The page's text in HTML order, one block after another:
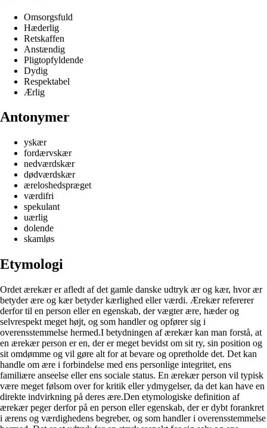
Omsorgsfuld
Hæderlig
Retskaffen
Anstændig
Pligtopfyldende
Dydig
Respektabel
Ærlig
Antonymer
yskær
fordærvskær
nedværdskær
dødværdskær
æreloshedspræget
værdifri
spekulant
uærlig
dolende
skamløs
Etymologi
Ordet ærekær er afledt af det gamle danske udtryk ær og kær, hvor ær
betyder ære og kær betyder kærlighed eller værdi. Ærekær refererer
derfor til en person eller en egenskab, der vægter ære, hæder og
selvrespekt meget højt, og som handler og opfører sig i
overensstemmelse hermed.I betydningen af ærekær kan man forstå, at
en ærekær person er en, der er meget bevidst om sit ry, sin position og
sit omdømme og vil gøre alt for at bevare og opretholde det. Det kan
handle om ære i forbindelse med ens personlige integritet, ens
familiære anseelse eller ens sociale status. En ærekær person vil typisk
være meget følsom over for kritik eller ydmygelser, da det kan have en
direkte indvirkning på deres ære.Den etymologiske definition af
ærekær peger derfor på en person eller egenskab, der er dybt forankret
i ærens og værdighedens begreber, og som handler i overensstemmelse